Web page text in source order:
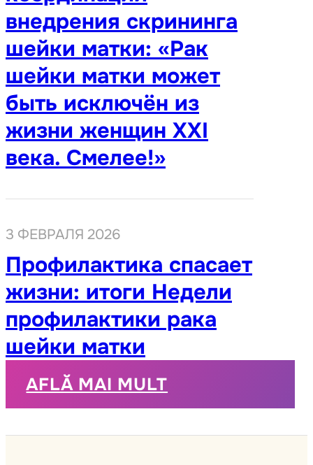
внедрения скрининга
шейки матки: «Рак
шейки матки может
быть исключён из
жизни женщин XXI
века. Смелее!»
3 ФЕВРАЛЯ 2026
Профилактика спасает
жизни: итоги Недели
профилактики рака
шейки матки
AFLĂ MAI MULT